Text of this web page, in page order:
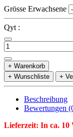
Grösse Erwachsene
Qyt :
+ Warenkorb
+ Wunschliste
+
Beschreibung
Bewertungen
Lieferzeit: In ca. 10